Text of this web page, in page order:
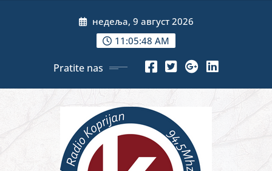
недеља, 9 август 2026
11:05:50 AM
Pratite nas